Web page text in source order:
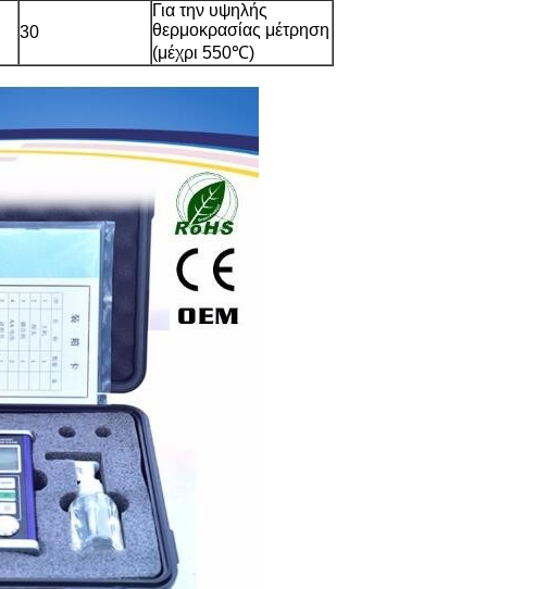
30
Για την υψηλής
θερμοκρασίας μέτρηση
(μέχρι 550℃)